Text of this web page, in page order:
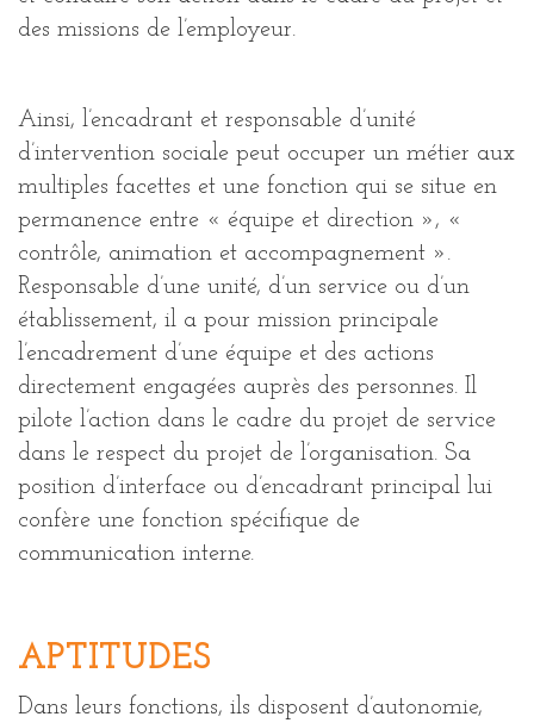
des missions de l’employeur.
Ainsi, l’encadrant et responsable d’unité
d’intervention sociale peut occuper un métier aux
multiples facettes et une fonction qui se situe en
permanence entre « équipe et direction », «
contrôle, animation et accompagnement ».
Responsable d’une unité, d’un service ou d’un
établissement, il a pour mission principale
l’encadrement d’une équipe et des actions
directement engagées auprès des personnes. Il
pilote l’action dans le cadre du projet de service
dans le respect du projet de l’organisation. Sa
position d’interface ou d’encadrant principal lui
confère une fonction spécifique de
communication interne.
APTITUDES
Dans leurs fonctions, ils disposent d’autonomie,